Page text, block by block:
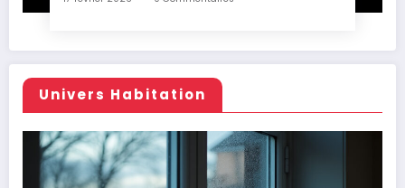
Univers Habitation